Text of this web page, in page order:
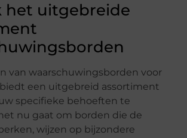
het uitgebreide
van waarschuwingsborden voor
een uitgebreid assortiment
specifieke behoeften te
nu gaat om borden die de
wijzen op bijzondere